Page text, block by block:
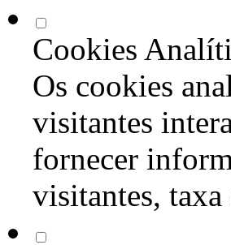
Cookies
Os cookies
visitantes
fornecer
visitantes,